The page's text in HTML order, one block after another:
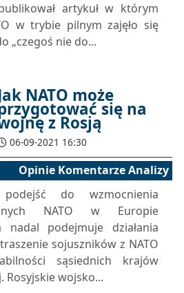
artykuł w którym
w trybie pilnym zajęło się
„czegoś nie do...
NATO może
się na
z Rosją
06-09-2021 16:30
Opinie Komentarze Analizy
do wzmocnienia
NATO w Europie
nadal podejmuje działania
sojuszników z NATO
sąsiednich krajów
Rosyjskie wojsko...